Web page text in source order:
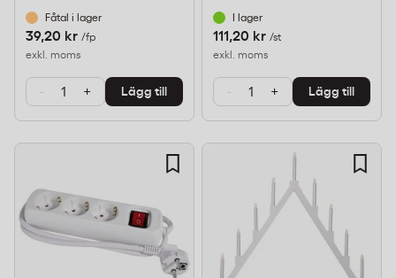
Fåtal i lager
39,20 kr /fp
exkl. moms
- + Lägg till
I lager
111,20 kr /st
exkl. moms
- + Lägg till